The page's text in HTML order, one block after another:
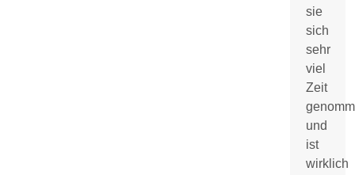
sie
sich
sehr
viel
Zeit
und
ist
wirklich